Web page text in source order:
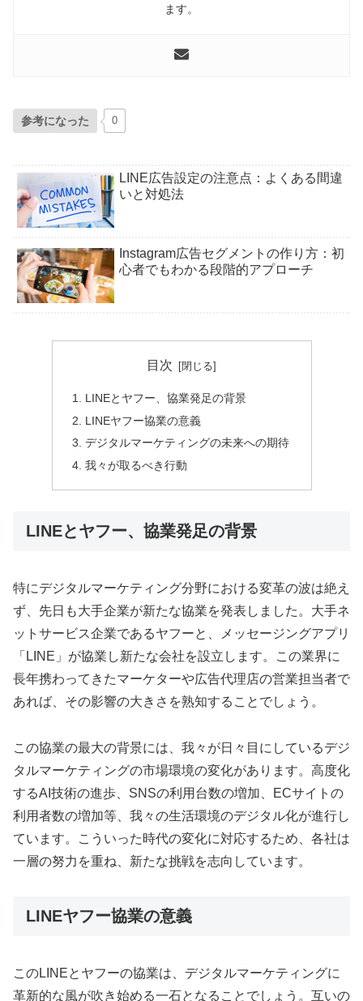
ます。
参考になった 0
LINE広告設定の注意点：よくある間違
いと対処法
Instagram広告セグメントの作り方：初
心者でもわかる段階的アプローチ
目次
LINEとヤフー、協業発足の背景
LINEヤフー協業の意義
デジタルマーケティングの未来への期待
我々が取るべき行動
LINEとヤフー、協業発足の背景
特にデジタルマーケティング分野における変革の波は絶え
ず、先日も大手企業が新たな協業を発表しました。大手ネ
ットサービス企業であるヤフーと、メッセージングアプリ
「LINE」が協業し新たな会社を設立します。この業界に
長年携わってきたマーケターや広告代理店の営業担当者で
あれば、その影響の大きさを熟知することでしょう。
この協業の最大の背景には、我々が日々目にしているデジ
タルマーケティングの市場環境の変化があります。高度化
するAI技術の進歩、SNSの利用台数の増加、ECサイトの
利用者数の増加等、我々の生活環境のデジタル化が進行し
ています。こういった時代の変化に対応するため、各社は
一層の努力を重ね、新たな挑戦を志向しています。
LINEヤフー協業の意義
このLINEとヤフーの協業は、デジタルマーケティングに
革新的な風が吹き始める一石となることでしょう。互いの